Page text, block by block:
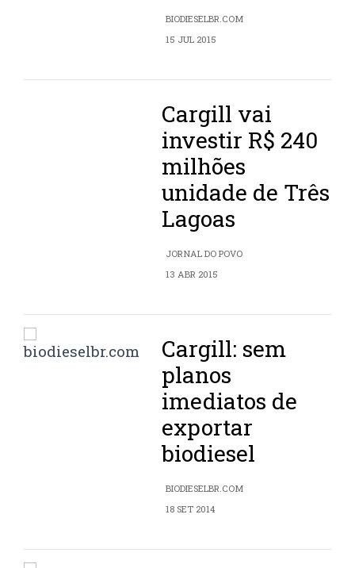
BIODIESELBR.COM
15 JUL 2015
Cargill vai
investir R$ 240
milhões
unidade de Três
Lagoas
JORNAL DO POVO
13 ABR 2015
Cargill: sem
planos
imediatos de
exportar
biodiesel
BIODIESELBR.COM
18 SET 2014